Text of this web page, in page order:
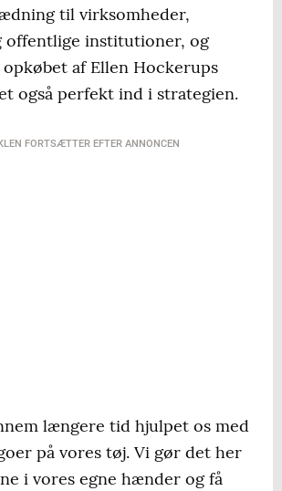
til virksomheder,
offentlige institutioner, og
af Ellen Hockerups
også perfekt ind i strategien.
FORTSÆTTER EFTER ANNONCEN
længere tid hjulpet os med
på vores tøj. Vi gør det her
i vores egne hænder og få